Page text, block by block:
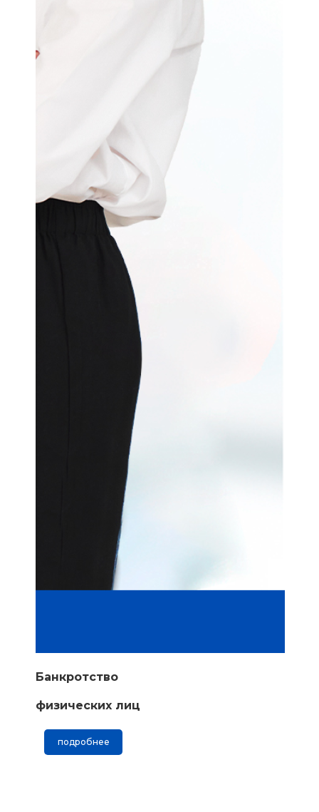
Банкротство
физических лиц
подробнее